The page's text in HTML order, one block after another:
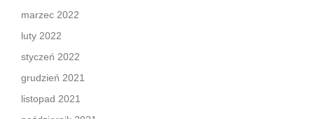
marzec 2022
luty 2022
styczeń 2022
grudzień 2021
listopad 2021